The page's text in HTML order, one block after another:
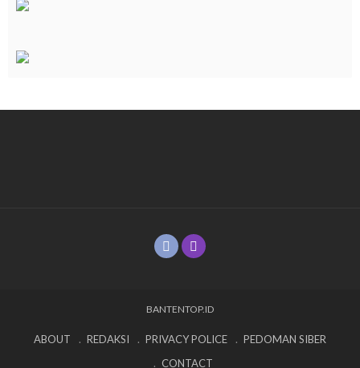
BANTENTOP.ID
ABOUT REDAKSI PRIVACY POLICE
PEDOMAN SIBER
CONTACT